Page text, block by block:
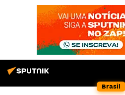
Brasil